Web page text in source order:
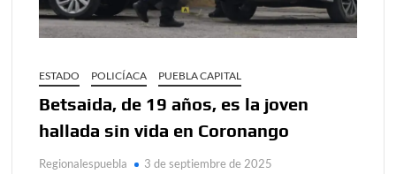
ESTADO POLICÍACA PUEBLA CAPITAL
Betsaida, de 19 años, es la joven
hallada sin vida en Coronango
Regionalespuebla 3 de septiembre de 2025